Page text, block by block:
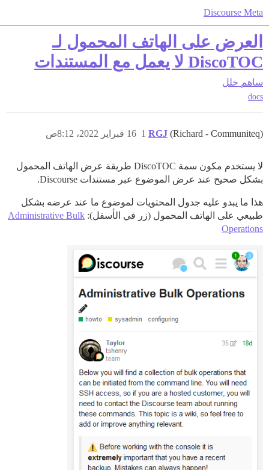
Discourse Meta
العرض على الهاتف المحمول لـ
DiscoTOC لا يعمل مع المستندات
ساهم خلل
docs
RGJ (Richard - Communiteq) 16 فبراير 2022، 8:12ص 1
لا يستخدم مكون سمة DiscoTOC طريقة عرض الهاتف المحمول
بشكل صحيح عند عرض الموضوع عبر مستندات Discourse.
هذا ما يبدو عليه جدول المحتويات لموضوع ما عند عرضه بشكل
طبيعي على الهاتف المحمول (زر في الأسفل): Administrative Bulk
Operations